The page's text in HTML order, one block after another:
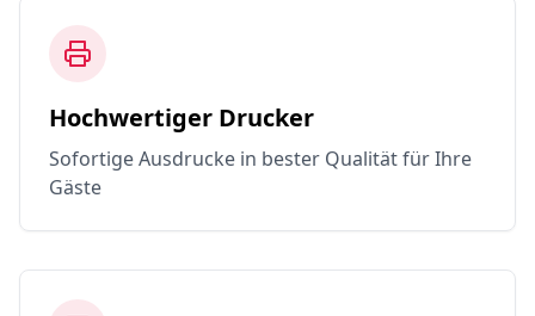
Hochwertiger Drucker
Sofortige Ausdrucke in bester Qualität für Ihre
Gäste